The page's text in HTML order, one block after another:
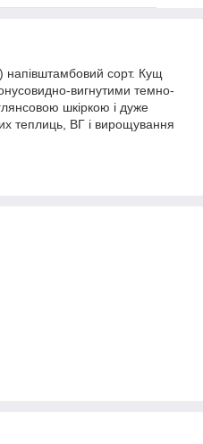
напівштамбовий сорт. Кущ
вигнутими темно-
шкіркою і дуже
теплиць, ВГ і вирощування